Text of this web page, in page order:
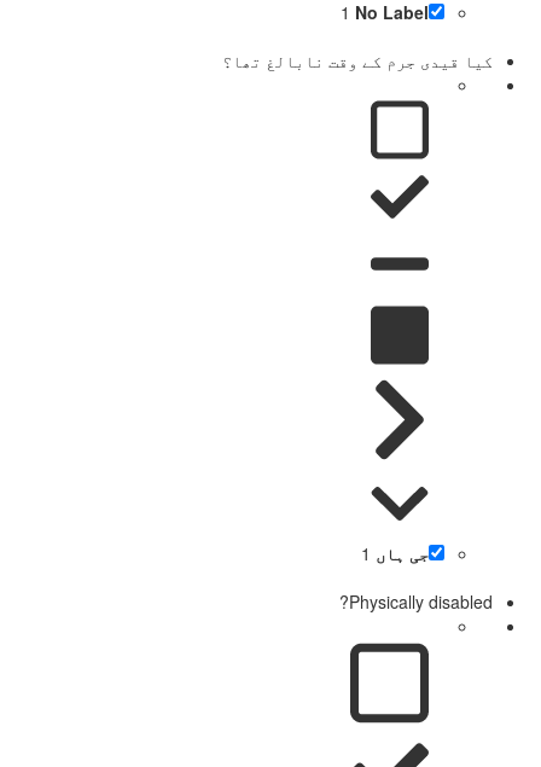
No Label
1
کیا قیدی جرم کے وقت نابالغ تھا؟
جی ہاں 1
Physically disabled?